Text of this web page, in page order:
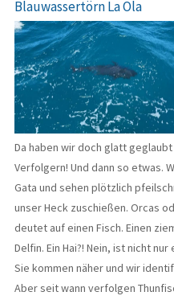
Blauwassertörn La Ola
Da haben wir doch glatt
Verfolgern! Und dann so etwas.
Gata und sehen plötzlich
unser Heck zuschießen. Orcas
deutet auf einen Fisch. Einen
Delfin. Ein Hai?! Nein, ist nicht
Sie kommen näher und wir
Aber seit wann verfolgen